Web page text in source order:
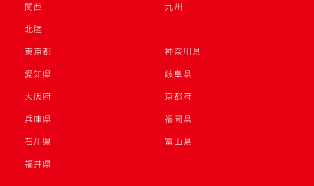
関西
九州
北陸
東京都
神奈川県
愛知県
岐阜県
大阪府
京都府
兵庫県
福岡県
石川県
富山県
福井県